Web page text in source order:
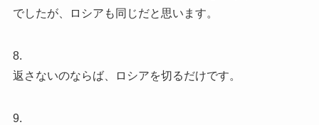
でしたが、ロシアも同じだと思います。
8.
返さないのならば、ロシアを切るだけです。
9.